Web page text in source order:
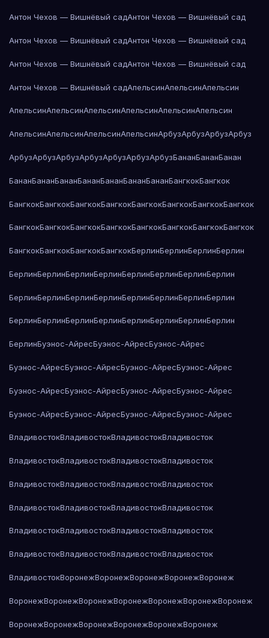
Антон Чехов — Вишнёвый садАнтон Чехов — Вишнёвый сад
Антон Чехов — Вишнёвый садАнтон Чехов — Вишнёвый сад
Антон Чехов — Вишнёвый садАнтон Чехов — Вишнёвый сад
Антон Чехов — Вишнёвый садАпельсинАпельсинАпельсин
АпельсинАпельсинАпельсинАпельсинАпельсинАпельсин
АпельсинАпельсинАпельсинАпельсинАрбузАрбузАрбузАрбуз
АрбузАрбузАрбузАрбузАрбузАрбузАрбузБананБананБанан
БананБананБананБананБананБананБананБангкокБангкок
БангкокБангкокБангкокБангкокБангкокБангкокБангкокБангкок
БангкокБангкокБангкокБангкокБангкокБангкокБангкокБангкок
БангкокБангкокБангкокБангкокБерлинБерлинБерлинБерлин
БерлинБерлинБерлинБерлинБерлинБерлинБерлинБерлин
БерлинБерлинБерлинБерлинБерлинБерлинБерлинБерлин
БерлинБерлинБерлинБерлинБерлинБерлинБерлинБерлин
БерлинБуэнос-АйресБуэнос-АйресБуэнос-Айрес
Буэнос-АйресБуэнос-АйресБуэнос-АйресБуэнос-Айрес
Буэнос-АйресБуэнос-АйресБуэнос-АйресБуэнос-Айрес
Буэнос-АйресБуэнос-АйресБуэнос-АйресБуэнос-Айрес
ВладивостокВладивостокВладивостокВладивосток
ВладивостокВладивостокВладивостокВладивосток
ВладивостокВладивостокВладивостокВладивосток
ВладивостокВладивостокВладивостокВладивосток
ВладивостокВладивостокВладивостокВладивосток
ВладивостокВладивостокВладивостокВладивосток
ВладивостокВоронежВоронежВоронежВоронежВоронеж
ВоронежВоронежВоронежВоронежВоронежВоронежВоронеж
ВоронежВоронежВоронежВоронежВоронежВоронеж